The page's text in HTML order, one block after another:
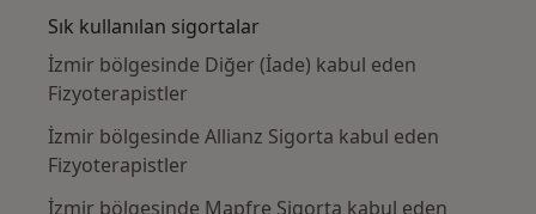
Sık kullanılan sigortalar
İzmir bölgesinde Diğer (İade) kabul eden
Fizyoterapistler
İzmir bölgesinde Allianz Sigorta kabul eden
Fizyoterapistler
İzmir bölgesinde Mapfre Sigorta kabul eden